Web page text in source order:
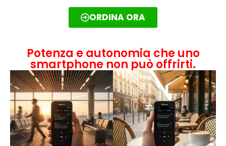
ORDINA ORA
Potenza e autonomia che uno
smartphone non può offrirti.